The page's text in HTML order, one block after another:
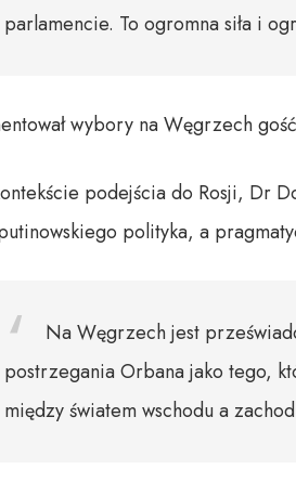
parlamencie. To ogromna siła i
wybory na Węgrzech
podejścia do Rosji, Dr
polityka, a
Na Węgrzech jest
postrzegania Orbana jako tego,
między światem wschodu a